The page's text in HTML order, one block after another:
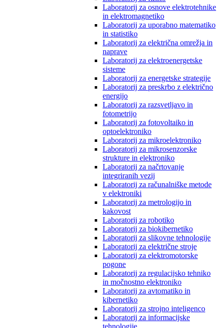
Laboratorij za osnove elektrotehnike
in elektromagnetiko
Laboratorij za uporabno matematiko
in statistiko
Laboratorij za električna omrežja in
naprave
Laboratorij za elektroenergetske
sisteme
Laboratorij za energetske strategije
Laboratorij za preskrbo z električno
energijo
Laboratorij za razsvetljavo in
fotometrijo
Laboratorij za fotovoltaiko in
optoelektroniko
Laboratorij za mikroelektroniko
Laboratorij za mikrosenzorske
strukture in elektroniko
Laboratorij za načrtovanje
integriranih vezij
Laboratorij za računalniške metode
v elektroniki
Laboratorij za metrologijo in
kakovost
Laboratorij za robotiko
Laboratorij za biokibernetiko
Laboratorij za slikovne tehnologije
Laboratorij za električne stroje
Laboratorij za elektromotorske
pogone
Laboratorij za regulacijsko tehniko
in močnostno elektroniko
Laboratorij za avtomatiko in
kibernetiko
Laboratorij za strojno inteligenco
Laboratorij za informacijske
tehnologije